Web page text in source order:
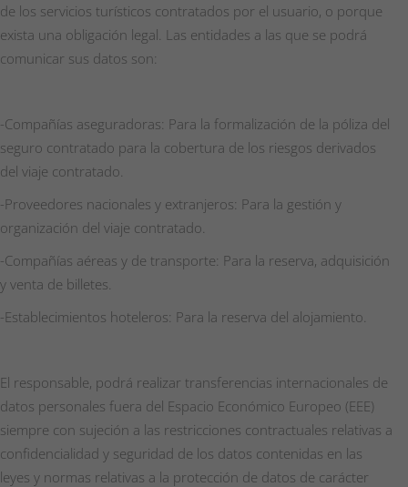
de los servicios turísticos contratados por el usuario, o porque
exista una obligación legal. Las entidades a las que se podrá
comunicar sus datos son:
-Compañías aseguradoras: Para la formalización de la póliza del
seguro contratado para la cobertura de los riesgos derivados
del viaje contratado.
-Proveedores nacionales y extranjeros: Para la gestión y
organización del viaje contratado.
-Compañías aéreas y de transporte: Para la reserva, adquisición
y venta de billetes.
-Establecimientos hoteleros: Para la reserva del alojamiento.
El responsable, podrá realizar transferencias internacionales de
datos personales fuera del Espacio Económico Europeo (EEE)
siempre con sujeción a las restricciones contractuales relativas a
confidencialidad y seguridad de los datos contenidas en las
leyes y normas relativas a la protección de datos de carácter